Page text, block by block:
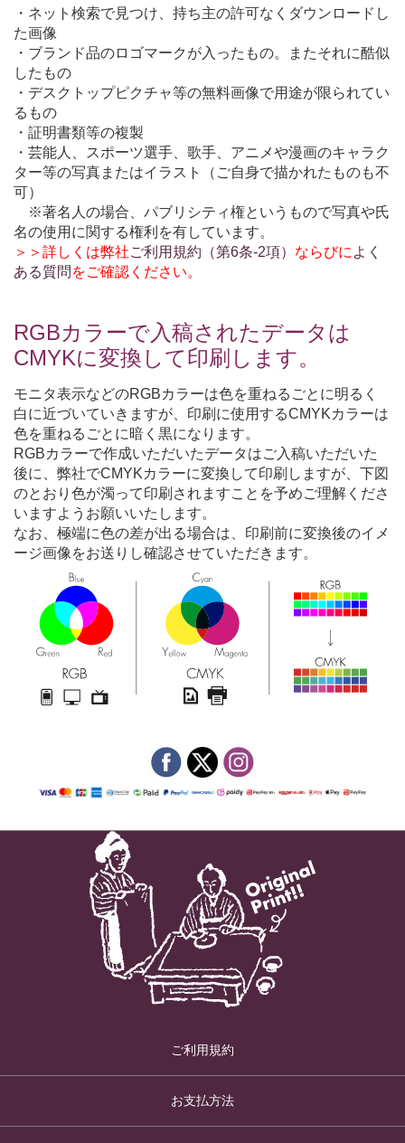
・ネット検索で見つけ、持ち主の許可なくダウンロードし
た画像
・ブランド品のロゴマークが入ったもの。またそれに酷似
したもの
・デスクトップピクチャ等の無料画像で用途が限られてい
るもの
・証明書類等の複製
・芸能人、スポーツ選手、歌手、アニメや漫画のキャラク
ター等の写真またはイラスト（ご自身で描かれたものも不
可）
※著名人の場合、パブリシティ権というもので写真や氏
名の使用に関する権利を有しています。
＞＞詳しくは弊社ご利用規約（第6条-2項） ならびに よく
ある質問 をご確認ください。
RGBカラーで入稿されたデータは
CMYKに変換して印刷します。
モニタ表示などのRGBカラーは色を重ねるごとに明るく
白に近づいていきますが、印刷に使用するCMYKカラーは
色を重ねるごとに暗く黒になります。
RGBカラーで作成いただいたデータはご入稿いただいた
後に、弊社でCMYKカラーに変換して印刷しますが、下図
のとおり色が濁って印刷されますことを予めご理解くださ
いますようお願いいたします。
なお、極端に色の差が出る場合は、印刷前に変換後のイメ
ージ画像をお送りし確認させていただきます。
ご利用規約
お支払方法